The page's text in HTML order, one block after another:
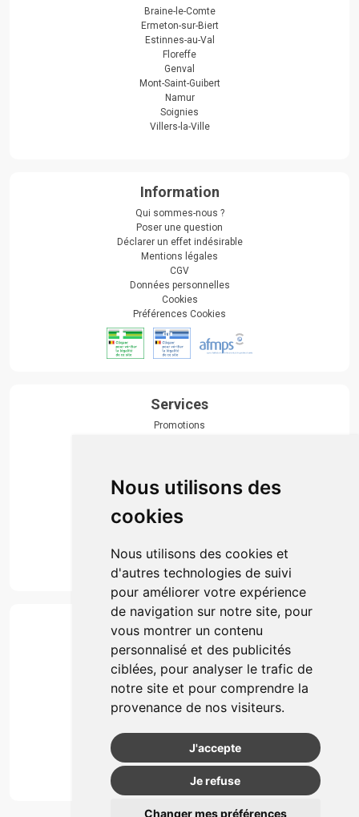
Nous utilisons des
cookies
Nous utilisons des cookies et
d'autres technologies de suivi
pour améliorer votre expérience
de navigation sur notre site, pour
vous montrer un contenu
personnalisé et des publicités
ciblées, pour analyser le trafic de
notre site et pour comprendre la
provenance de nos visiteurs.
J'accepte
Je refuse
Changer mes préférences
Braine-le-Comte
Ermeton-sur-Biert
Estinnes-au-Val
Floreffe
Genval
Mont-Saint-Guibert
Namur
Soignies
Villers-la-Ville
Information
Qui sommes-nous ?
Poser une question
Déclarer un effet indésirable
Mentions légales
CGV
Données personnelles
Cookies
Préférences Cookies
Services
Promotions
Actualités & conseils
Événements
Marques
Suivez-nous
Paiement
Simple, rapide et 100% sécurisé
Retrait & Livriason
Retrait en automate ou Locker
Livraison chez vous